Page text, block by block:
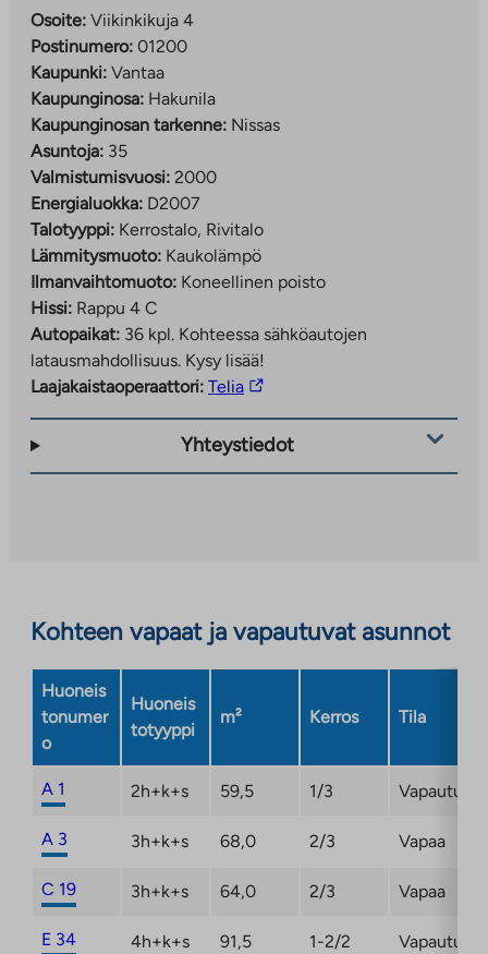
Osoite: Viikinkikuja 4
Postinumero: 01200
Kaupunki: Vantaa
Kaupunginosa: Hakunila
Kaupunginosan tarkenne: Nissas
Asuntoja: 35
Valmistumisvuosi: 2000
Energialuokka: D2007
Talotyyppi: Kerrostalo, Rivitalo
Lämmitysmuoto: Kaukolämpö
Ilmanvaihtomuoto: Koneellinen poisto
Hissi: Rappu 4 C
Autopaikat: 36 kpl. Kohteessa sähköautojen
latausmahdollisuus. Kysy lisää!
Laajakaistaoperaattori: TeliaLinkki
ulkopuoliseen
Yhteystiedot
Kohteen vapaat ja vapautuvat asunnot
Huoneis
tonumer
o
Huoneis
totyyppi
m² Kerros Tila
A 1 2h+k+s 59,5 1/3
A 3 3h+k+s 68,0 2/3 Vapaa
C 19 3h+k+s 64,0 2/3 Vapaa
E 34 4h+k+s 91,5 1-2/2